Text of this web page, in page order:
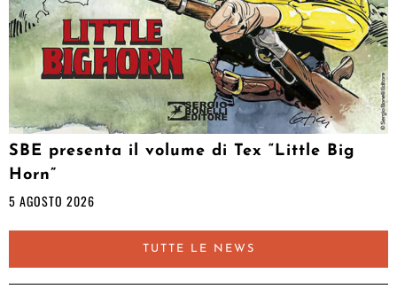
SBE presenta il volume di Tex “Little Big
Horn”
5 AGOSTO 2026
TUTTE LE NEWS